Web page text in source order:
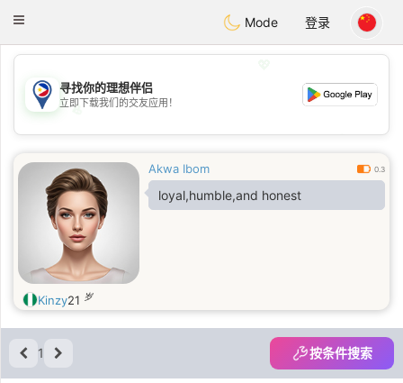
PhilippinesChat
Toggle
Mode 登录
💖
💕
寻找你的理想伴侣
立即下载我们的交友应用！
Akwa Ibom 0.3
loyal,humble,and honest
Kinzy21 岁
1 按条件搜索